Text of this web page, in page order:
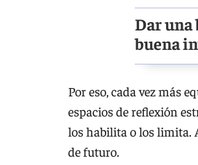
Dar una
buena
Por eso, cada vez más
espacios de reflexión
los habilita o los limita.
de futuro.